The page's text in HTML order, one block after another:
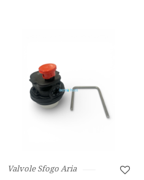
Valvole Sfogo Aria